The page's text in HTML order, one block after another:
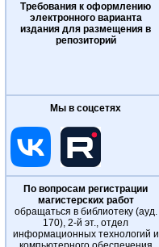
Требования к оформлению
электронного варианта
издания для размещения в
репозиторий
Мы в соцсетях
По вопросам регистрации
магистерских работ
обращаться в библиотеку (ауд.
170), 2-й эт., отдел
информационных технологий и